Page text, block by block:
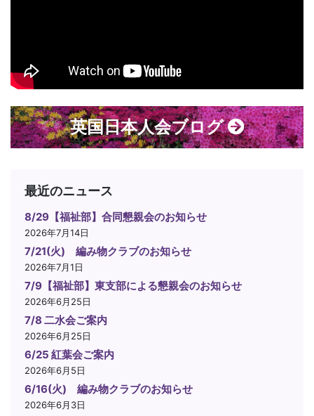
英国日本人会ブログ
最近のニュース
8/29【福祉部】合同懇親会のお知らせ
2026年7月14日
7/21(火) 編み物クラブのお知らせ
2026年7月1日
7/9【福祉部】東支部による懇親会のお知らせ
2026年6月25日
7/8 二水会ご案内
2026年6月25日
6/25 紅葉会ご案内
2026年6月5日
6/16(火) 編み物クラブのお知らせ
2026年6月3日